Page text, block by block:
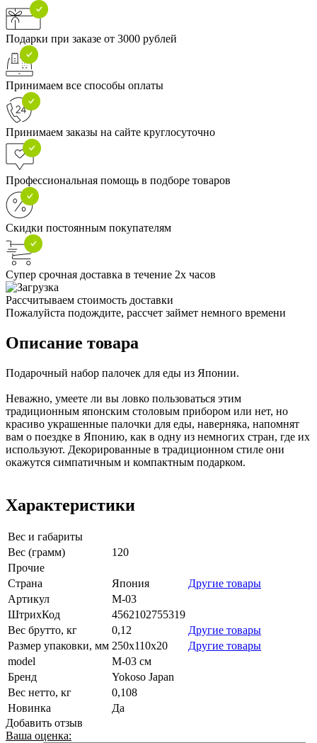
Подарки при заказе от 3000 рублей
Принимаем все способы оплаты
Принимаем заказы на сайте круглосуточно
Профессиональная помощь в подборе товаров
Скидки постоянным покупателям
Супер срочная доставка в течение 2х часов
Рассчитываем стоимость доставки
Пожалуйста подождите, рассчет займет немного времени
Описание товара
Подарочный набор палочек для еды из Японии.
Неважно, умеете ли вы ловко пользоваться этим
традиционным японским столовым прибором или нет, но
красиво украшенные палочки для еды, наверняка, напомнят
вам о поездке в Японию, как в одну из немногих стран, где их
используют. Декорированные в традиционном стиле они
окажутся симпатичным и компактным подарком.
Характеристики
Вес и габариты
Вес (грамм)
120
Прочие
Страна
Япония
Другие товары
Артикул
M-03
ШтрихКод
4562102755319
Вес брутто, кг
0,12
Другие товары
Размер упаковки, мм 250х110х20
Другие товары
model
M-03 см
Бренд
Yokoso Japan
Вес нетто, кг
0,108
Новинка
Да
Добавить отзыв
Ваша оценка: